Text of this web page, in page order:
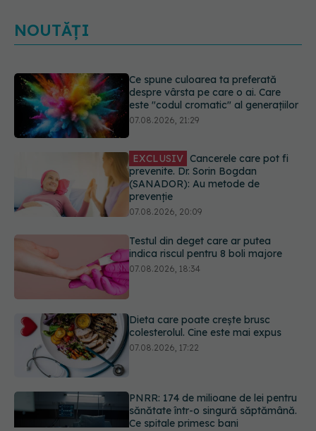
NOUTĂȚI
EXCLUSIV Cancerele care pot fi
prevenite. Dr. Sorin Bogdan
(SANADOR): Au metode de
prevenție
Testul din deget care ar putea
indica riscul pentru 8 boli majore
07.08.2026, 18:34
Dieta care poate crește brusc
colesterolul. Cine este mai expus
07.08.2026, 17:22
PNRR: 174 de milioane de lei pentru
sănătate într-o singură săptămână.
Ce spitale primesc bani
Ce spune culoarea ta preferată
despre vârsta pe care o ai. Care
este "codul cromatic" al generațiilor
URMĂREȘTE-NE ȘI PE: